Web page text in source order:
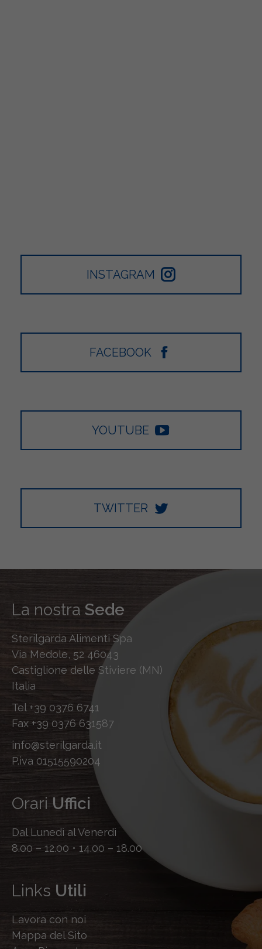
INSTAGRAM
FACEBOOK
YOUTUBE
TWITTER
La nostra Sede
Sterilgarda Alimenti Spa
Via Medole, 52 46043
Castiglione delle Stiviere (MN)
Italia
Tel +39 0376 6741
Fax +39 0376 631587
info@sterilgarda.it
P.iva 01515590204
Orari Uffici
Dal Lunedì al Venerdì
8.00 – 12.00 • 14.00 – 18.00
Links Utili
Lavora con noi
Mappa del Sito